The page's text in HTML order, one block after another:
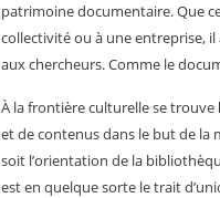
patrimoine documentaire. Que
collectivité ou à une entreprise, il
aux chercheurs. Comme le
À la frontière culturelle se trouve
et de contenus dans le but de la
soit l’orientation de la
est en quelque sorte le trait